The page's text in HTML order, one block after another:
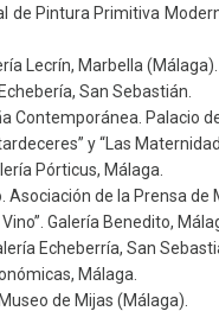
de Pintura Primitiva
Lecrín, Marbella (Málaga).
San Sebastián.
Contemporánea. Palacio
y “Las
Pórticus, Málaga.
Asociación de la Prensa de
Galería Benedito,
Echeberría, San
Málaga.
de Mijas (Málaga).